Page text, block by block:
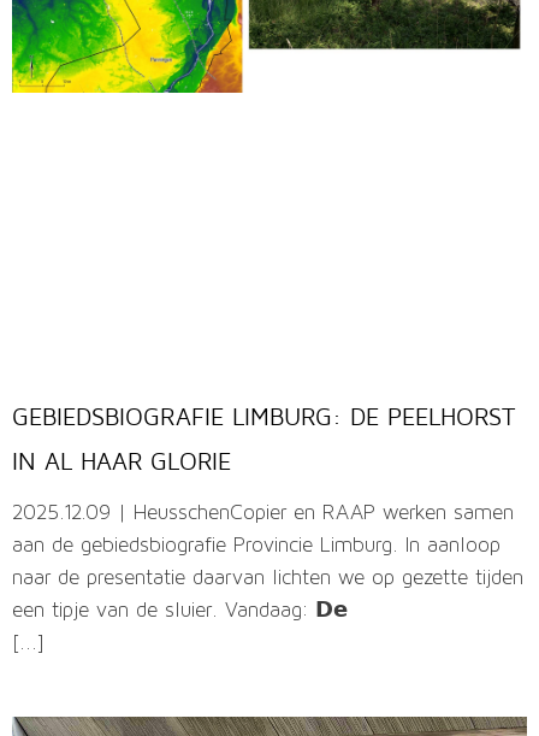
GEBIEDSBIOGRAFIE LIMBURG: DE PEELHORST
IN AL HAAR GLORIE
2025.12.09 | HeusschenCopier en RAAP werken samen
aan de gebiedsbiografie Provincie Limburg. In aanloop
naar de presentatie daarvan lichten we op gezette tijden
een tipje van de sluier. Vandaag: 𝗗𝗲
[...]